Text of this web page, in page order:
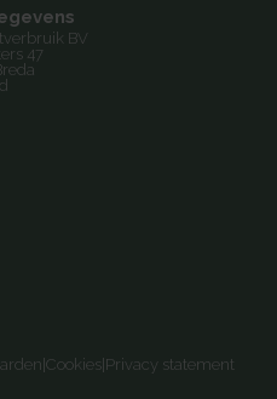
BV
47
|Cookies|Privacy statement